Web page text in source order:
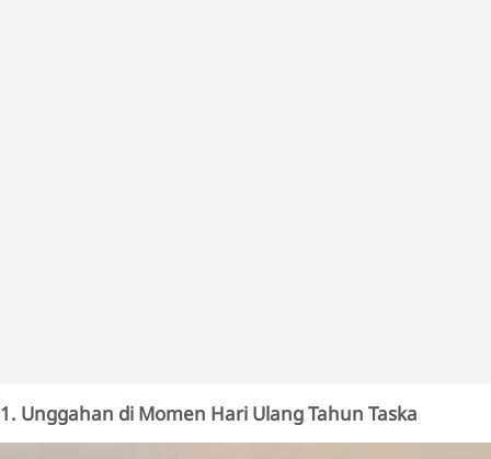
1. Unggahan di Momen Hari Ulang Tahun Taska